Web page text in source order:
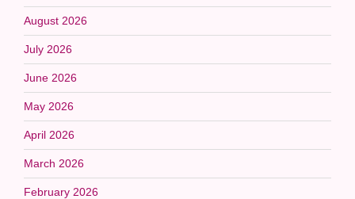
August 2026
July 2026
June 2026
May 2026
April 2026
March 2026
February 2026